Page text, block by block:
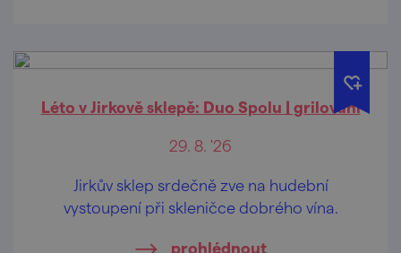
Léto v Jirkově sklepě: Duo Spolu | grilování
29. 8. '26
Jirkův sklep srdečně zve na hudební
vystoupení při skleničce dobrého vína.
prohlédnout